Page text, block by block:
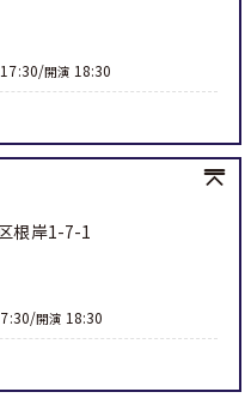
17:30/開演 18:30
根岸1-7-1
開演 18:30